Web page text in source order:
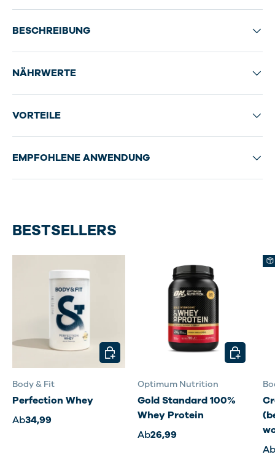
BESCHREIBUNG
NÄHRWERTE
VORTEILE
EMPFOHLENE ANWENDUNG
BESTSELLERS
Body & Fit
Perfection Whey
Ab34,99
OPTIONEN AUSWÄHLEN
Optimum Nutrition
Gold Standard 100%
Whey Protein
Ab26,99
Ab